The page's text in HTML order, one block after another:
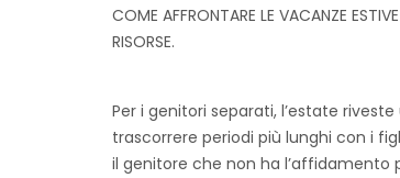
COME AFFRONTARE LE VACANZE
RISORSE.
Per i genitori separati, l’estate
trascorrere periodi più lunghi con i
il genitore che non ha l’affidamento